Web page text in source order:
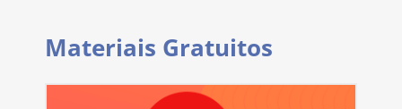
Materiais Gratuitos